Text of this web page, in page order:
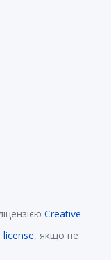
Creative
, якщо не